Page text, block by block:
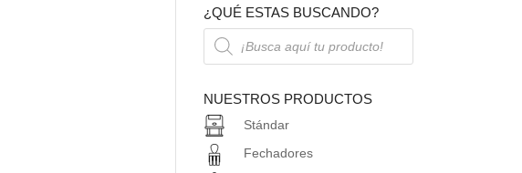
¿QUÉ ESTAS BUSCANDO?
Búsqueda
de
productos
NUESTROS PRODUCTOS
Stándar
Fechadores